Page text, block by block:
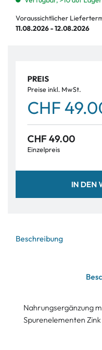
Voraussichtlicher
11.08.2026 - 12.08.2026
PREIS
Preise inkl. MwSt.
CHF
CHF 49.00
Einzelpreis
IN DEN
Beschreibung
Nahrungsergänzung
Spurenelementen